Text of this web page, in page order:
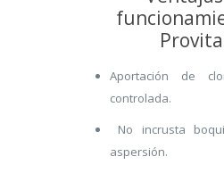
Aportación de
controlada.
No incrusta
aspersión.